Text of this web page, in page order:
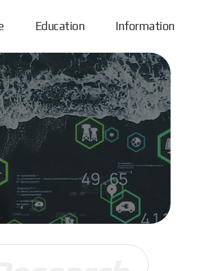
Education Information